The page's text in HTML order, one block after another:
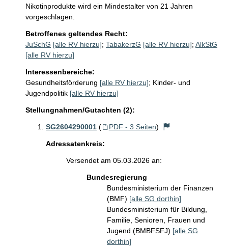
Nikotinprodukte wird ein Mindestalter von 21 Jahren
vorgeschlagen.
Betroffenes geltendes Recht:
JuSchG [alle RV hierzu]; TabakerzG [alle RV hierzu]; AlkStG
[alle RV hierzu]
Interessenbereiche:
Gesundheitsförderung [alle RV hierzu]; Kinder- und
Jugendpolitik [alle RV hierzu]
Stellungnahmen/Gutachten (2):
SG2604290001 ( PDF - 3 Seiten)
Adressatenkreis:
Versendet am 05.03.2026 an:
Bundesregierung
Bundesministerium der Finanzen
(BMF) [alle SG dorthin]
Bundesministerium für Bildung,
Familie, Senioren, Frauen und
Jugend (BMBFSFJ) [alle SG
dorthin]